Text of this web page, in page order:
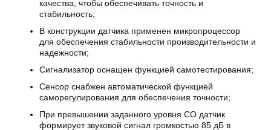
качества, чтобы обеспечивать точность и
стабильность;
В конструкции датчика применен микропроцессор
для обеспечения стабильности производительности и
надежности;
Сигнализатор оснащен функцией самотестирования;
Сенсор снабжен автоматической функцией
саморегулирования для обеспечения точности;
При превышении заданного уровня СО датчик
формирует звуковой сигнал громкостью 85 дБ в